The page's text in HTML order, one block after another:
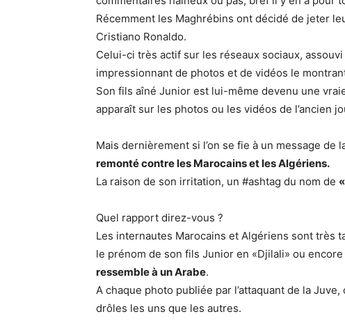
Récemment les Maghrébins ont décidé de jeter
Cristiano Ronaldo.
Celui-ci très actif sur les réseaux sociaux,
impressionnant de photos et de vidéos le
Son fils aîné Junior est lui-même devenu une
apparaît sur les photos ou les vidéos de l’ancien
Mais dernièrement si l’on se fie à un message de
remonté contre les Marocains et les Algériens.
La raison de son irritation, un #ashtag du nom de
Quel rapport direz-vous ?
Les internautes Marocains et Algériens sont très
le prénom de son fils Junior en «Djilali» ou
ressemble à un Arabe.
A chaque photo publiée par l’attaquant de la
drôles les uns que les autres.